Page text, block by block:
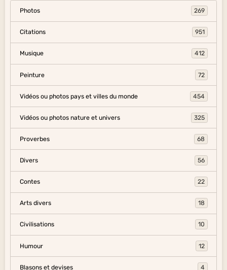
Photos 269
Citations 951
Musique 412
Peinture 72
Vidéos ou photos pays et villes du monde 454
Vidéos ou photos nature et univers 325
Proverbes 68
Divers 56
Contes 22
Arts divers 18
Civilisations 10
Humour 12
Blasons et devises 4